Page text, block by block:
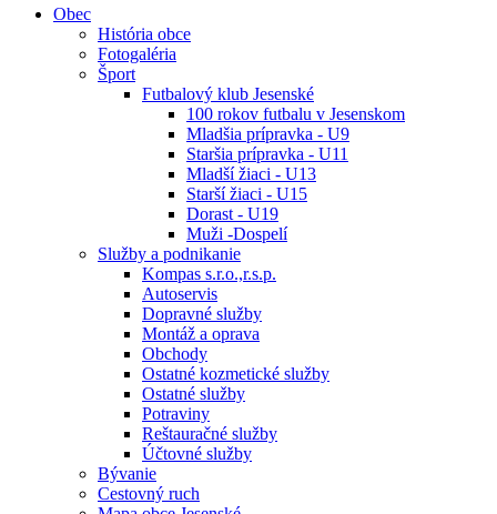
Obec
História obce
Fotogaléria
Šport
Futbalový klub Jesenské
100 rokov futbalu v Jesenskom
Mladšia prípravka - U9
Staršia prípravka - U11
Mladší žiaci - U13
Starší žiaci - U15
Dorast - U19
Muži -Dospelí
Služby a podnikanie
Kompas s.r.o.,r.s.p.
Autoservis
Dopravné služby
Montáž a oprava
Obchody
Ostatné kozmetické služby
Ostatné služby
Potraviny
Reštauračné služby
Účtovné služby
Bývanie
Cestovný ruch